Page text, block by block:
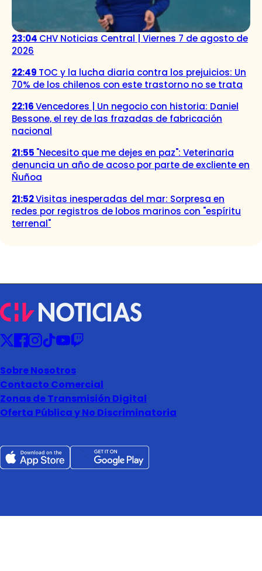
23:04 CHV Noticias Central | Viernes 7 de agosto de
2026
22:49 TOC y la lucha diaria contra los prejuicios: Un
70% de los chilenos con este trastorno no se trata
22:16Vencedores | Un negocio con historia: Daniel
Bessone, el rey de las frazadas de fabricación
nacional
21:55 "Necesito que me dejes en paz": Veterinaria
denuncia un año de acoso por parte de excliente en
Ñuñoa
21:52Visitas inesperadas del mar: Sorpresa en
redes por registros de lobos marinos con "espíritu
terrenal"
Sobre Nosotros
Contacto Comercial
Zonas de Transmisión Digital
Oferta Pública y No Discriminatoria